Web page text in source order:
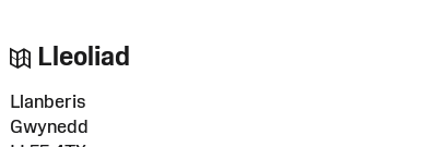
Lleoliad
Llanberis
Gwynedd